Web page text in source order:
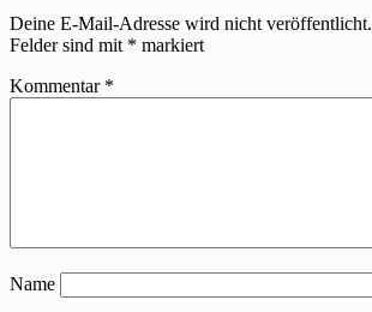
Deine E-Mail-Adresse wird nicht veröffentlicht.
Felder sind mit * markiert
Kommentar *
Name